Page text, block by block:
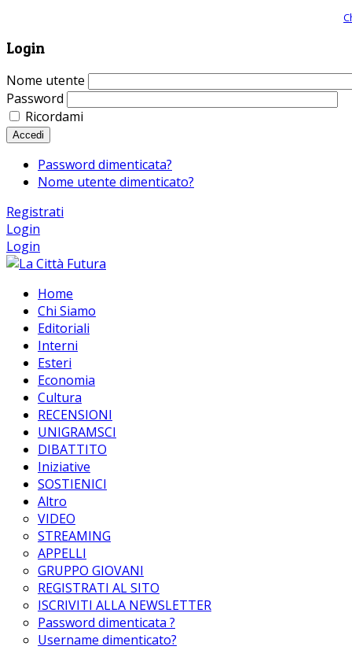
Login
Nome utente
Password
Ricordami
Accedi
Password dimenticata?
Nome utente dimenticato?
Registrati
Login
Login
Home
Chi Siamo
Editoriali
Interni
Esteri
Economia
Cultura
RECENSIONI
UNIGRAMSCI
DIBATTITO
Iniziative
SOSTIENICI
Altro
VIDEO
STREAMING
APPELLI
GRUPPO GIOVANI
REGISTRATI AL SITO
ISCRIVITI ALLA NEWSLETTER
Password dimenticata ?
Username dimenticato?